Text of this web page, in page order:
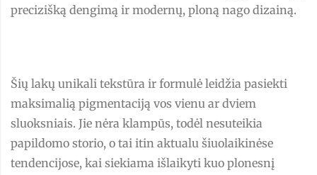
precizišką dengimą ir modernų, ploną nago dizainą.
Šių lakų unikali tekstūra ir formulė leidžia pasiekti
maksimalią pigmentaciją vos vienu ar dviem
sluoksniais. Jie nėra klampūs, todėl nesuteikia
papildomo storio, o tai itin aktualu šiuolaikinėse
tendencijose, kai siekiama išlaikyti kuo plonesnį